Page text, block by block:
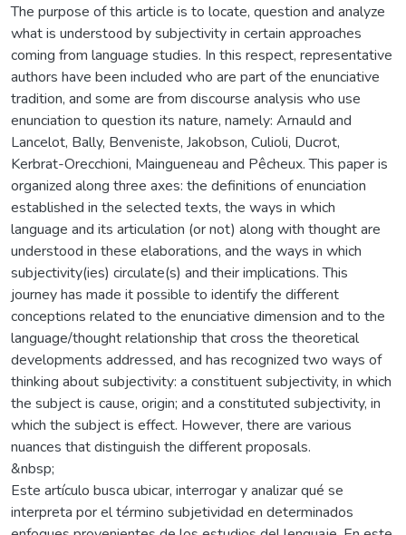
The purpose of this article is to locate, question and analyze
what is understood by subjectivity in certain approaches
coming from language studies. In this respect, representative
authors have been included who are part of the enunciative
tradition, and some are from discourse analysis who use
enunciation to question its nature, namely: Arnauld and
Lancelot, Bally, Benveniste, Jakobson, Culioli, Ducrot,
Kerbrat-Orecchioni, Maingueneau and Pêcheux. This paper is
organized along three axes: the definitions of enunciation
established in the selected texts, the ways in which
language and its articulation (or not) along with thought are
understood in these elaborations, and the ways in which
subjectivity(ies) circulate(s) and their implications. This
journey has made it possible to identify the different
conceptions related to the enunciative dimension and to the
language/thought relationship that cross the theoretical
developments addressed, and has recognized two ways of
thinking about subjectivity: a constituent subjectivity, in which
the subject is cause, origin; and a constituted subjectivity, in
which the subject is effect. However, there are various
nuances that distinguish the different proposals.
&nbsp;
Este artículo busca ubicar, interrogar y analizar qué se
interpreta por el término subjetividad en determinados